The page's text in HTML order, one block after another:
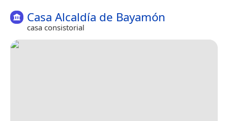
Casa Alcaldía de Bayamón
casa consistorial